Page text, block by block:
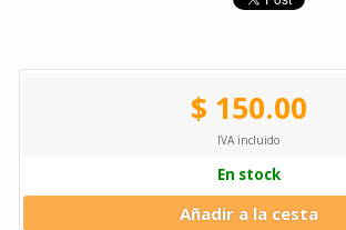
$ 150.00
IVA incluido
En stock
Añadir a la cesta